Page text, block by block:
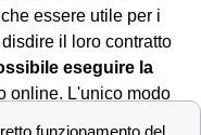
essere utile per i
il loro contratto
eseguire la
online. L'unico modo